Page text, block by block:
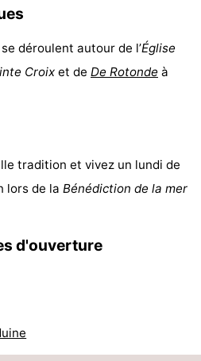
se déroulent autour de l’Église
Croix et de De Rotonde à
tradition et vivez un lundi de
lors de la Bénédiction de la mer
d'ouverture